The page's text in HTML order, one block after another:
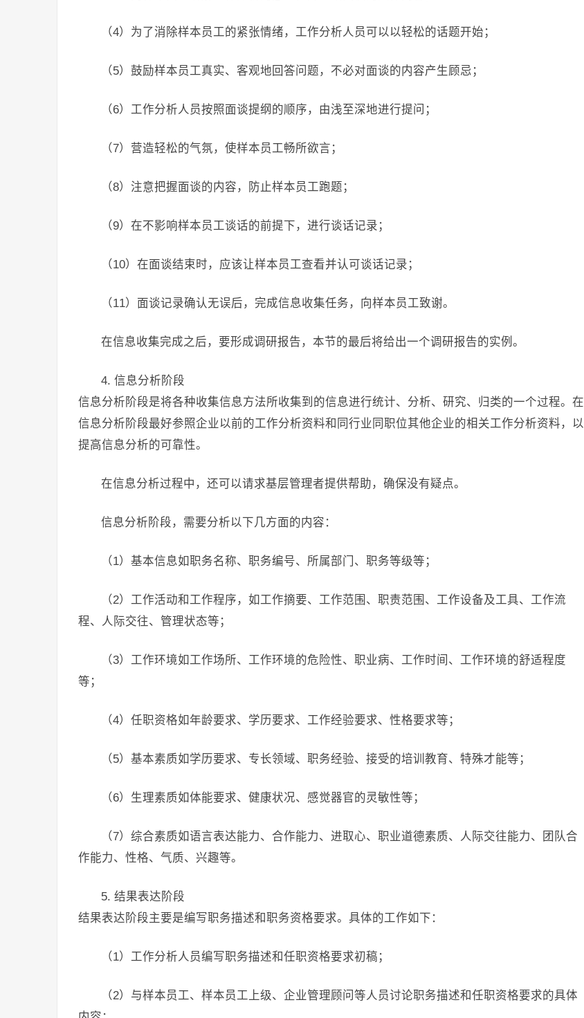
（4）为了消除样本员工的紧张情绪，工作分析人员可以以轻松的话题开始；
（5）鼓励样本员工真实、客观地回答问题，不必对面谈的内容产生顾忌；
（6）工作分析人员按照面谈提纲的顺序，由浅至深地进行提问；
（7）营造轻松的气氛，使样本员工畅所欲言；
（8）注意把握面谈的内容，防止样本员工跑题；
（9）在不影响样本员工谈话的前提下，进行谈话记录；
（10）在面谈结束时，应该让样本员工查看并认可谈话记录；
（11）面谈记录确认无误后，完成信息收集任务，向样本员工致谢。
在信息收集完成之后，要形成调研报告，本节的最后将给出一个调研报告的实例。
4. 信息分析阶段
信息分析阶段是将各种收集信息方法所收集到的信息进行统计、分析、研究、归类的一个过程。在
信息分析阶段最好参照企业以前的工作分析资料和同行业同职位其他企业的相关工作分析资料，以
提高信息分析的可靠性。
在信息分析过程中，还可以请求基层管理者提供帮助，确保没有疑点。
信息分析阶段，需要分析以下几方面的内容：
（1）基本信息如职务名称、职务编号、所属部门、职务等级等；
（2）工作活动和工作程序，如工作摘要、工作范围、职责范围、工作设备及工具、工作流
程、人际交往、管理状态等；
（3）工作环境如工作场所、工作环境的危险性、职业病、工作时间、工作环境的舒适程度
等；
（4）任职资格如年龄要求、学历要求、工作经验要求、性格要求等；
（5）基本素质如学历要求、专长领域、职务经验、接受的培训教育、特殊才能等；
（6）生理素质如体能要求、健康状况、感觉器官的灵敏性等；
（7）综合素质如语言表达能力、合作能力、进取心、职业道德素质、人际交往能力、团队合
作能力、性格、气质、兴趣等。
5. 结果表达阶段
结果表达阶段主要是编写职务描述和职务资格要求。具体的工作如下：
（1）工作分析人员编写职务描述和任职资格要求初稿；
（2）与样本员工、样本员工上级、企业管理顾问等人员讨论职务描述和任职资格要求的具体